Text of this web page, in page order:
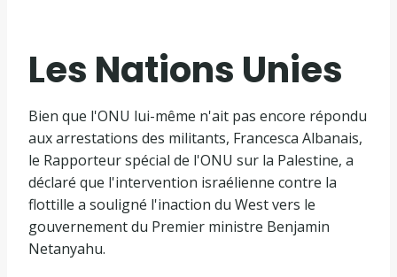
Les Nations Unies
Bien que l'ONU lui-même n'ait pas encore répondu
aux arrestations des militants, Francesca Albanais,
le Rapporteur spécial de l'ONU sur la Palestine, a
déclaré que l'intervention israélienne contre la
flottille a souligné l'inaction du West vers le
gouvernement du Premier ministre Benjamin
Netanyahu.